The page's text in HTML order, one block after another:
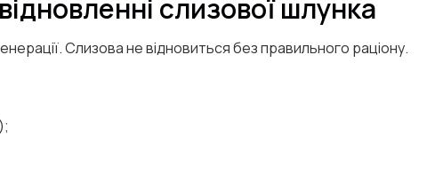
слизової шлунка
Слизова не відновиться без правильного раціону.